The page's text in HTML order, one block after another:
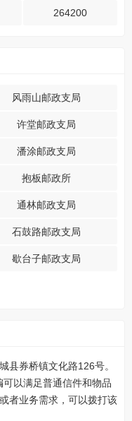
264200
风雨山邮政支局
许堂邮政支局
潘涂邮政支局
抱板邮政所
通林邮政支局
石鼓路邮政支局
歇台子邮政支局
县券桥镇文化路126号。
以满足普通信件和物品
者业务需求，可以拨打该